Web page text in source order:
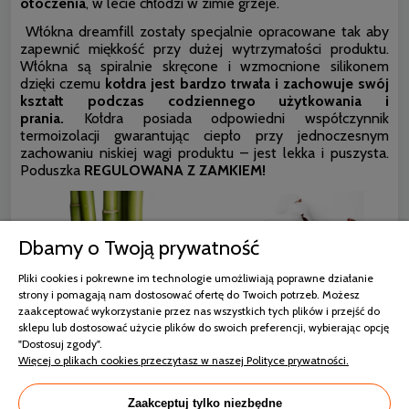
Włókna dreamfill zostały specjalnie opracowane tak aby
zapewnić miękkość przy dużej wytrzymałości produktu.
Włókna są spiralnie skręcone i wzmocnione silikonem
dzięki czemu kołdra jest bardzo trwała i zachowuje swój
kształt podczas codziennego użytkowania i
prania. Kołdra posiada odpowiedni współczynnik
termoizolacji gwarantując ciepło przy jednoczesnym
zachowaniu niskiej wagi produktu – jest lekka i puszysta.
Poduszka REGULOWANA Z ZAMKIEM!
Dbamy o Twoją prywatność
Pliki cookies i pokrewne im technologie umożliwiają poprawne działanie
strony i pomagają nam dostosować ofertę do Twoich potrzeb. Możesz
zaakceptować wykorzystanie przez nas wszystkich tych plików i przejść do
sklepu lub dostosować użycie plików do swoich preferencji, wybierając opcję
"Dostosuj zgody".
Więcej o plikach cookies przeczytasz w naszej Polityce prywatności.
Zaakceptuj tylko niezbędne